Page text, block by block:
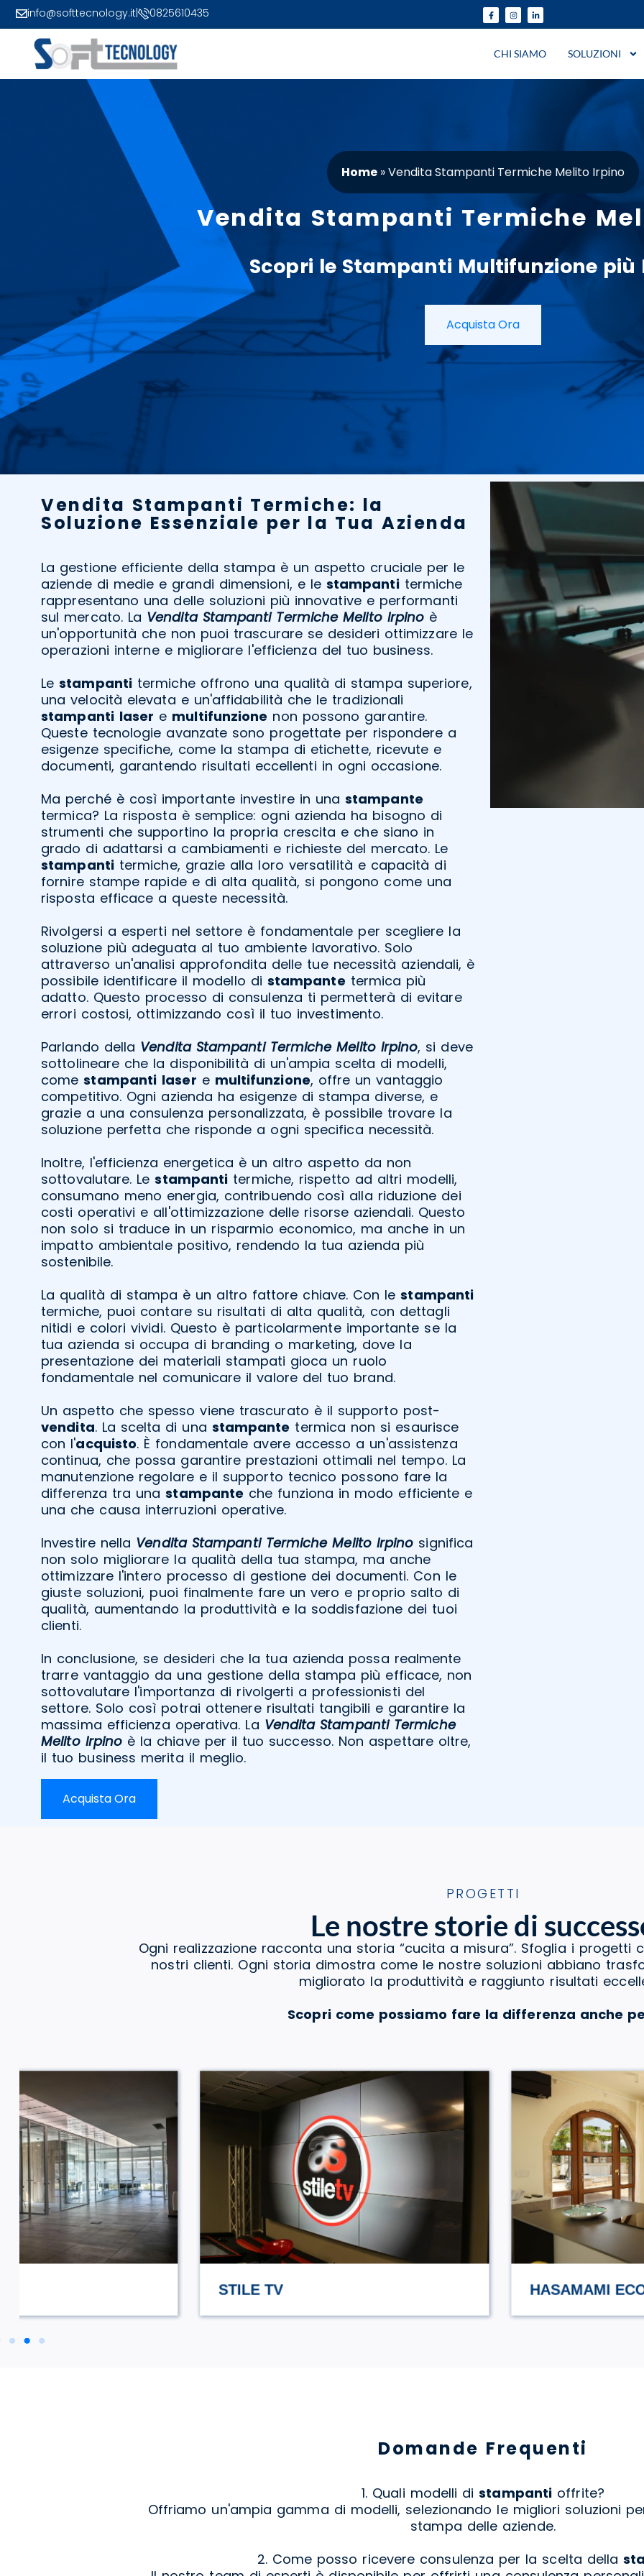
info@softtecnology.it 0825610435
CHI SIAMO SOLUZIONI
Home »Vendita Stampanti Termiche Melito Irpino
Vendita Stampanti Termiche
Scopri le Stampanti Multifunzionepiù
Acquista Ora
Vendita Stampanti Termiche: la
Soluzione Essenziale per la Tua Azienda
La gestione efficiente della stampa è un aspetto cruciale per le
aziende di medie e grandi dimensioni, e le stampantitermiche
rappresentano una delle soluzioni più innovative e performanti
sul mercato. La Vendita Stampanti Termiche Melito Irpino è
un'opportunità che non puoi trascurare se desideri ottimizzare le
operazioni interne e migliorare l'efficienza del tuo business.
Lestampanti termiche offrono una qualità di stampa superiore,
una velocità elevata e un'affidabilità che le tradizionali
stampanti laser e multifunzione non possono garantire.
Queste tecnologie avanzate sono progettate per rispondere a
esigenze specifiche, come la stampa di etichette, ricevute e
documenti, garantendo risultati eccellenti in ogni occasione.
Ma perché è così importante investire in una stampante
termica? La risposta è semplice: ogni azienda ha bisogno di
strumenti che supportino la propria crescita e che siano in
grado di adattarsi a cambiamenti e richieste del mercato. Le
stampantitermiche, grazie alla loro versatilità e capacità di
fornire stampe rapide e di alta qualità, si pongono come una
risposta efficace a queste necessità.
Rivolgersi a esperti nel settore è fondamentale per scegliere la
soluzione più adeguata al tuo ambiente lavorativo. Solo
attraverso un'analisi approfondita delle tue necessità aziendali, è
possibile identificare il modello di stampante termica più
adatto. Questo processo di consulenza ti permetterà di evitare
errori costosi, ottimizzando così il tuo investimento.
Parlando della Vendita Stampanti Termiche Melito Irpino, si deve
sottolineare che la disponibilità di un'ampia scelta di modelli,
comestampanti laser e multifunzione, offre un vantaggio
competitivo. Ogni azienda ha esigenze di stampa diverse, e
grazie a una consulenza personalizzata, è possibile trovare la
soluzione perfetta che risponde a ogni specifica necessità.
Inoltre, l'efficienza energetica è un altro aspetto da non
sottovalutare. Lestampanti termiche, rispetto ad altri modelli,
consumano meno energia, contribuendo così alla riduzione dei
costi operativi e all'ottimizzazione delle risorse aziendali. Questo
non solo si traduce in un risparmio economico, ma anche in un
impatto ambientale positivo, rendendo la tua azienda più
sostenibile.
La qualità di stampa è un altro fattore chiave. Con lestampanti
termiche, puoi contare su risultati di alta qualità, con dettagli
nitidi e colori vividi. Questo è particolarmente importante se la
tua azienda si occupa di branding o marketing, dove la
presentazione dei materiali stampati gioca un ruolo
fondamentale nel comunicare il valore del tuo brand.
Un aspetto che spesso viene trascurato è il supporto post-
vendita. La scelta di una stampante termica non si esaurisce
con l'acquisto. È fondamentale avere accesso a un'assistenza
continua, che possa garantire prestazioni ottimali nel tempo. La
manutenzione regolare e il supporto tecnico possono fare la
differenza tra unastampante che funziona in modo efficiente e
una che causa interruzioni operative.
Investire nella Vendita Stampanti Termiche Melito Irpino significa
non solo migliorare la qualità della tua stampa, ma anche
ottimizzare l'intero processo di gestione dei documenti. Con le
giuste soluzioni, puoi finalmente fare un vero e proprio salto di
qualità, aumentando la produttività e la soddisfazione dei tuoi
clienti.
In conclusione, se desideri che la tua azienda possa realmente
trarre vantaggio da una gestione della stampa più efficace, non
sottovalutare l'importanza di rivolgerti a professionisti del
settore. Solo così potrai ottenere risultati tangibili e garantire la
massima efficienza operativa. La Vendita Stampanti Termiche
Melito Irpino è la chiave per il tuo successo. Non aspettare oltre,
il tuo business merita il meglio.
Acquista Ora
PROGETTI
Le nostre storie di
Ogni realizzazione racconta una storia “cucita a misura”. Sfoglia i progetti
nostri clienti. Ogni storia dimostra come le nostre soluzioni abbiano
migliorato la produttività e raggiunto risultati
Scopri come possiamo fare la differenza anche
HASAMAMI ECO TRULLO
Domande Frequenti
1. Quali modelli distampanti offrite?
Offriamo un'ampia gamma di modelli, selezionando le migliori soluzioni
stampa delle aziende.
2. Come posso ricevere consulenza per la scelta della